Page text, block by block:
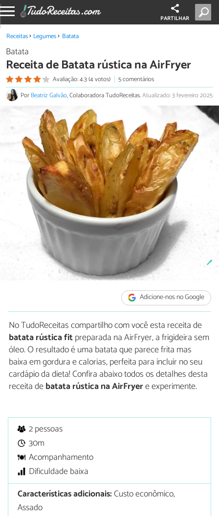
PARTILHAR
Receitas Legumes Batata
Batata
Receita de Batata rústica na AirFryer
Avaliação: 4.3 (4 votos)
5 comentários
PorBeatriz Galvão, Colaboradora TudoReceitas.Atualizado: 3 fevereiro 2025
Adicione-nos no Google
No TudoReceitas compartilho com você esta receita de
batata rústica fitpreparada na AirFryer, a frigideira sem
óleo. O resultado é uma batata que parece frita mas
baixa em gordura e calorias, perfeita para incluir no seu
cardápio da dieta! Confira abaixo todos os detalhes desta
receita debatata rústica na AirFryere experimente.
2 pessoas
30m
Acompanhamento
Dificuldade baixa
Características adicionais:Custo econômico,
Assado